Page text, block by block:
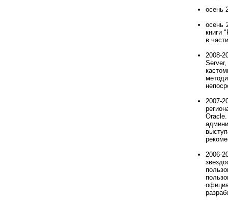
осень
осень
книги
в
2008-
2007-
2006-